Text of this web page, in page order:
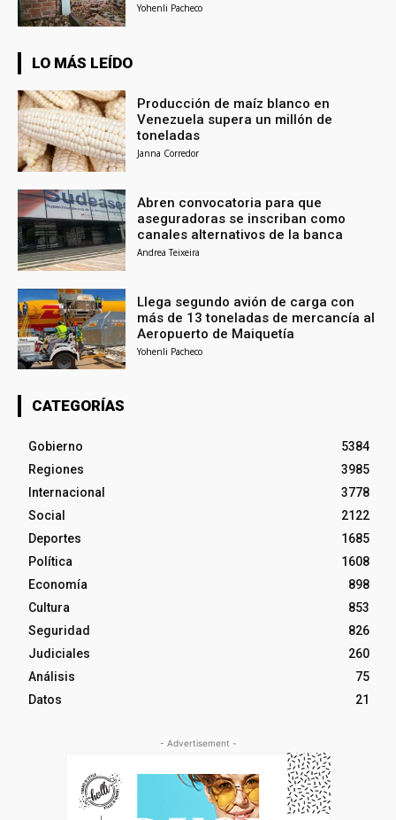
Yohenli Pacheco
LO MÁS LEÍDO
Producción de maíz blanco en
Venezuela supera un millón de
toneladas
Janna Corredor
Abren convocatoria para que
aseguradoras se inscriban como
canales alternativos de la banca
Andrea Teixeira
Llega segundo avión de carga con
más de 13 toneladas de mercancía al
Aeropuerto de Maiquetía
Yohenli Pacheco
CATEGORÍAS
Gobierno
5384
Regiones
3985
Internacional
3778
Social
2122
Deportes
1685
Política
1608
Economía
898
Cultura
853
Seguridad
826
Judiciales
260
Análisis
75
Datos
21
- Advertisement -